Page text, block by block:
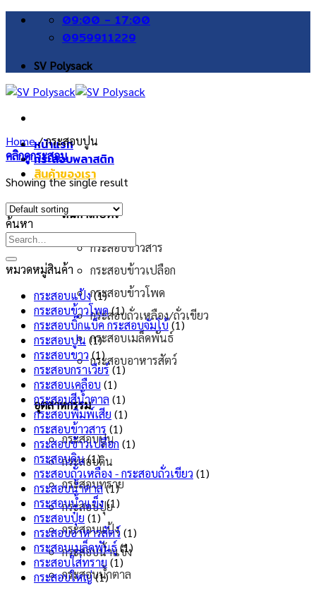
Skip
09:00 - 17:00
0959911229
SV Polysack
หน้าแรก
กระสอบพลาสติก
สินค้าของเรา
สินค้าเกษตร
กระสอบข้าวสาร
กระสอบข้าวเปลือก
กระสอบข้าวโพด
กระสอบถั่วเหลือง/ถั่วเขียว
กระสอบเมล็ดพันธ์
กระสอบอาหารสัตว์
อุตสาหกรรม
กระสอบปูน
กระสอบดิน
กระสอบทราย
กระสอบปุ๋ย
กระสอบแป้ง
กระสอบน้ำแข็ง
กระสอบน้ำตาล
Home/กระสอบปูน
คลิกดูกระสอบ
Showing the single result
ค้นหา
หมวดหมู่สินค้า
กระสอบแป้ง(1)
กระสอบข้าวโพด(1)
กระสอบบิ๊กแบ็ค กระสอบจัมโบ้(1)
กระสอบปูน (1)
กระสอบขาว (1)
กระสอบกราเวียร์(1)
กระสอบเคลือบ (1)
กระสอบสีน้ำตาล (1)
กระสอบพิมพ์เสีย (1)
กระสอบข้าวสาร (1)
กระสอบข้าวเปลือก (1)
กระสอบดิน(1)
กระสอบถั่วเหลือง - กระสอบถั่วเขียว (1)
กระสอบน้ำตาล(1)
กระสอบน้ำแข็ง(1)
กระสอบปุ๋ย (1)
กระสอบอาหารสัตว์ (1)
กระสอบเมล็ดพันธุ์(1)
กระสอบใส่ทราย(1)
กระสอบใหญ่(1)